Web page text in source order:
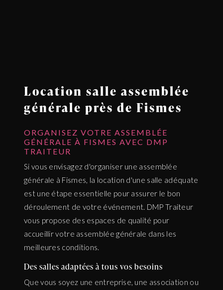
Location salle assemblée
générale près de Fismes
ORGANISEZ VOTRE ASSEMBLÉE
GÉNÉRALE À FISMES AVEC DMP
TRAITEUR
Si vous envisagez d'organiser une assemblée
générale à Fismes, la location d'une salle adéquate
est une étape essentielle pour assurer le bon
déroulement de votre événement. DMP Traiteur
vous propose des espaces de qualité pour
accueillir votre assemblée générale dans les
meilleures conditions.
Des salles adaptées à tous vos besoins
Que vous soyez une entreprise, une association ou